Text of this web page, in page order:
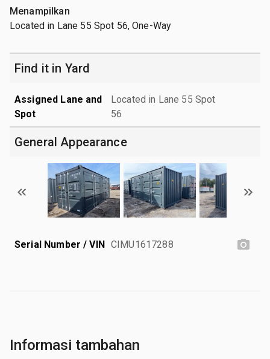
Menampilkan
Located in Lane 55 Spot 56, One-Way
Find it in Yard
Assigned Lane and
Spot
Located in Lane 55 Spot
56
General Appearance
Serial Number / VIN CIMU1617288
Informasi tambahan